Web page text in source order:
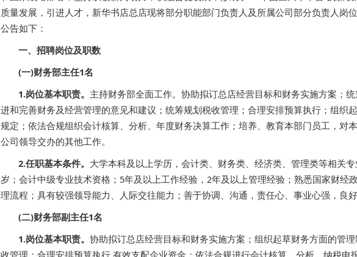
质量发展，引进人才，新华书店总店现将部分职能部门负责人及所属公司部分负责人岗
公告如下：
一、招聘岗位及职数
(一)财务部主任1名
1.岗位基本职责。 主持财务部全面工作。协助拟订总店经营目标和财务实施方案；
进和完善财务及经营管理的意见和建议；统筹规划税收管理；合理安排预算执行；组织
规定；依法合规组织会计核算、分析、年度财务决算工作；培养、教育本部门员工，对
公司领导交办的其他工作。
2.任职基本条件。 大学本科及以上学历，会计类、财务类、经济类、管理类等相关
岁；会计中级专业技术资格；5年及以上工作经验，2年及以上管理经验；熟悉国家财经
理流程；具有较强领导能力、人际交往能力；善于协调、沟通，责任心、事业心强，良
(二)财务部副主任1名
1.岗位基本职责。 协助拟订总店经营目标和财务实施方案；组织起草财务方面的管